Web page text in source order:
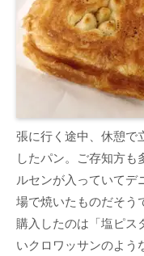
張に行く途中、休憩で
したパン。ご存知方
ルセンが入っていてデ
場で焼いたものだそう
購入したのは「塩ピス
いクロワッサンのよう